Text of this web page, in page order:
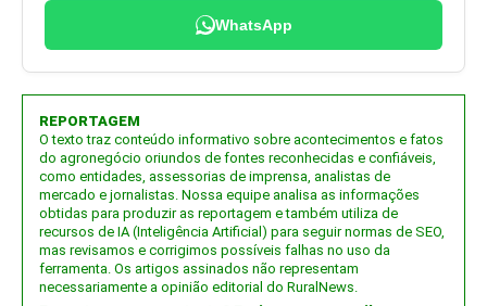
WhatsApp
REPORTAGEM
O texto traz conteúdo informativo sobre acontecimentos e fatos
do agronegócio oriundos de fontes reconhecidas e confiáveis,
como entidades, assessorias de imprensa, analistas de
mercado e jornalistas. Nossa equipe analisa as informações
obtidas para produzir as reportagem e também utiliza de
recursos de IA (Inteligência Artificial) para seguir normas de SEO,
mas revisamos e corrigimos possíveis falhas no uso da
ferramenta. Os artigos assinados não representam
necessariamente a opinião editorial do RuralNews.